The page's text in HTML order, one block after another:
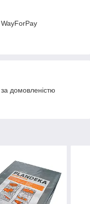
домовленістю